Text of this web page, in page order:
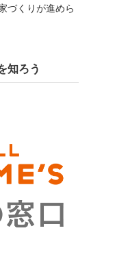
づくりが進めら
知ろう